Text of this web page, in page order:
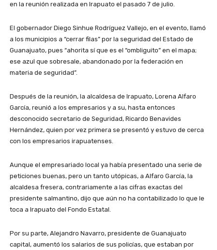
en la reunión realizada en Irapuato el pasado 7 de julio.
El gobernador Diego Sinhue Rodríguez Vallejo, en el evento, llamó
a los municipios a “cerrar filas” por la seguridad del Estado de
Guanajuato, pues “ahorita sí que es el “ombliguito” en el mapa;
ese azul que sobresale, abandonado por la federación en
materia de seguridad”.
Después de la reunión, la alcaldesa de Irapuato, Lorena Alfaro
García, reunió a los empresarios y a su, hasta entonces
desconocido secretario de Seguridad, Ricardo Benavides
Hernández, quien por vez primera se presentó y estuvo de cerca
con los empresarios irapuatenses.
Aunque el empresariado local ya había presentado una serie de
peticiones buenas, pero un tanto utópicas, a Alfaro García, la
alcaldesa fresera, contrariamente a las cifras exactas del
presidente salmantino, dijo que aún no ha contabilizado lo que le
toca a Irapuato del Fondo Estatal.
Por su parte, Alejandro Navarro, presidente de Guanajuato
capital, aumentó los salarios de sus policías, que estaban por